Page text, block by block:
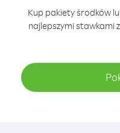
Kup pakiety środków
najlepszymi stawkami